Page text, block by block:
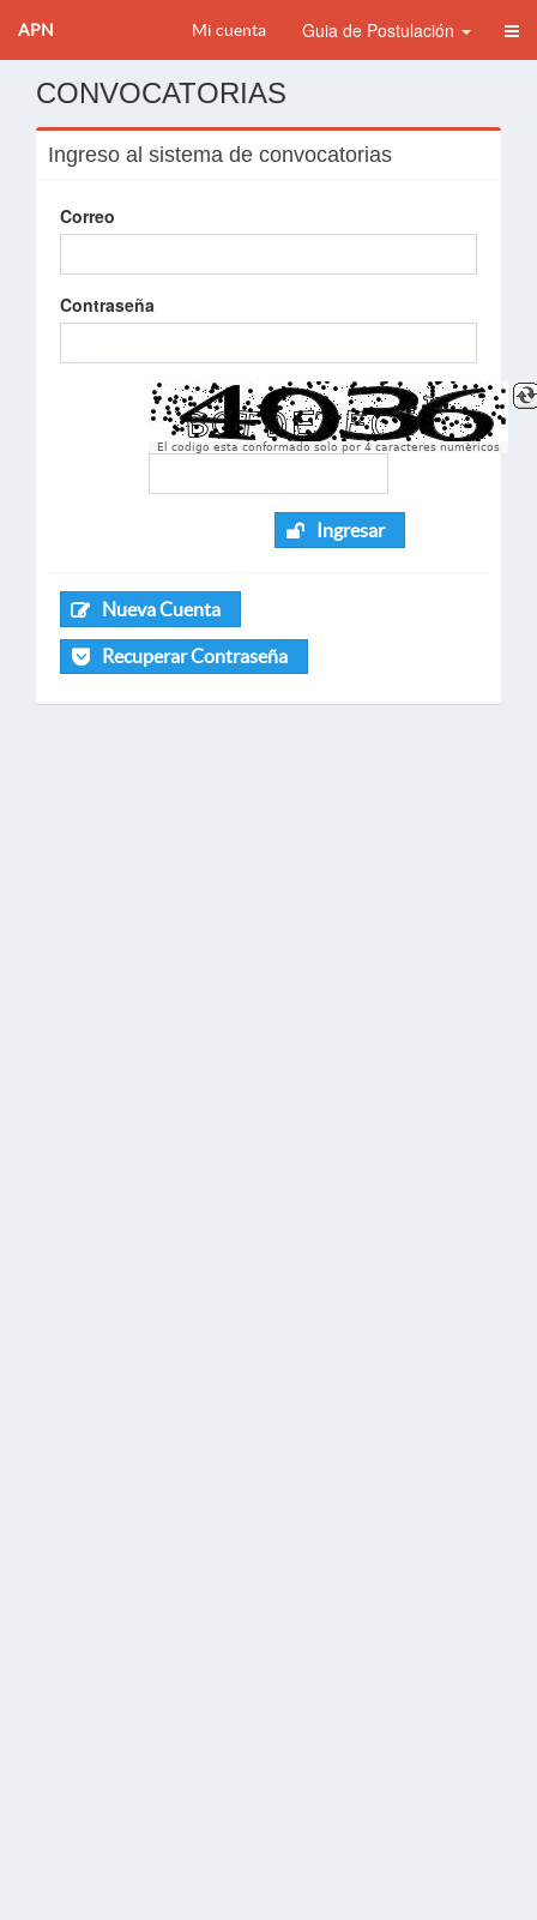
APN Mi cuenta Guia de Postulación
CONVOCATORIAS
Ingreso al sistema de convocatorias
Correo
Contraseña
El codigo esta conformado solo por 4 caracteres numèricos
Ingresar
Nueva Cuenta
Recuperar Contraseña